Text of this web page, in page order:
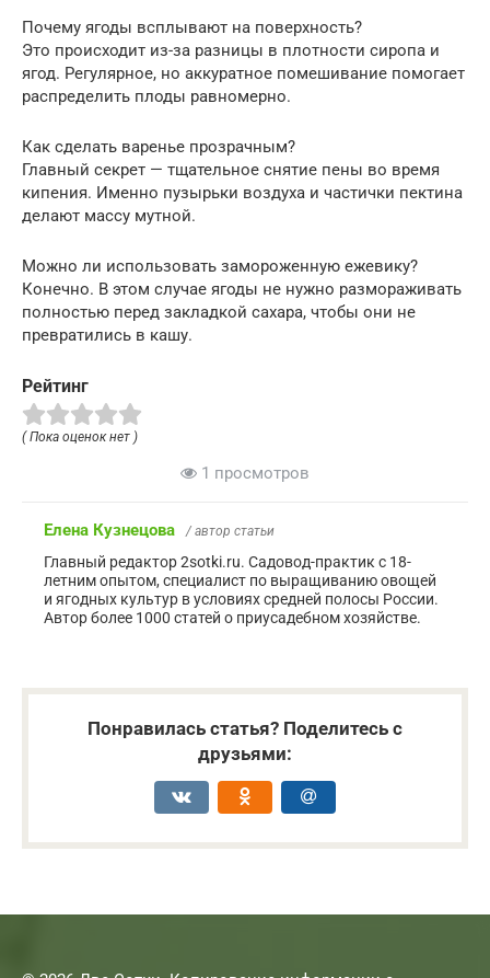
Почему ягоды всплывают на поверхность?
Это происходит из-за разницы в плотности сиропа и
ягод. Регулярное, но аккуратное помешивание помогает
распределить плоды равномерно.
Как сделать варенье прозрачным?
Главный секрет — тщательное снятие пены во время
кипения. Именно пузырьки воздуха и частички пектина
делают массу мутной.
Можно ли использовать замороженную ежевику?
Конечно. В этом случае ягоды не нужно размораживать
полностью перед закладкой сахара, чтобы они не
превратились в кашу.
Рейтинг
( Пока оценок нет )
1 просмотров
Елена Кузнецова / автор статьи
Главный редактор 2sotki.ru. Садовод-практик с 18-
летним опытом, специалист по выращиванию овощей
и ягодных культур в условиях средней полосы России.
Автор более 1000 статей о приусадебном хозяйстве.
Понравилась статья? Поделитесь с
друзьями: